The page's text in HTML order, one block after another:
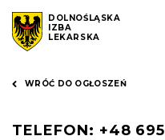
DOLNOŚLĄSKA
IZBA
LEKARSKA
WRÓĆ DO OGŁOSZEŃ
TELEFON: +48